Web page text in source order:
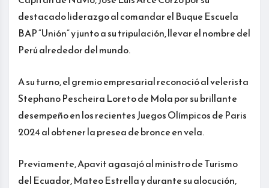
destacado liderazgo al comandar el Buque Escuela
BAP “Unión” y junto a su tripulación, llevar el nombre del
Perú alrededor del mundo.
A su turno, el gremio empresarial reconoció al velerista
Stephano Pescheira Loreto de Mola por su brillante
desempeño en los recientes Juegos Olímpicos de Paris
2024 al obtener la presea de bronce en vela.
Previamente, Apavit agasajó al ministro de Turismo
del Ecuador, Mateo Estrella y durante su alocución,